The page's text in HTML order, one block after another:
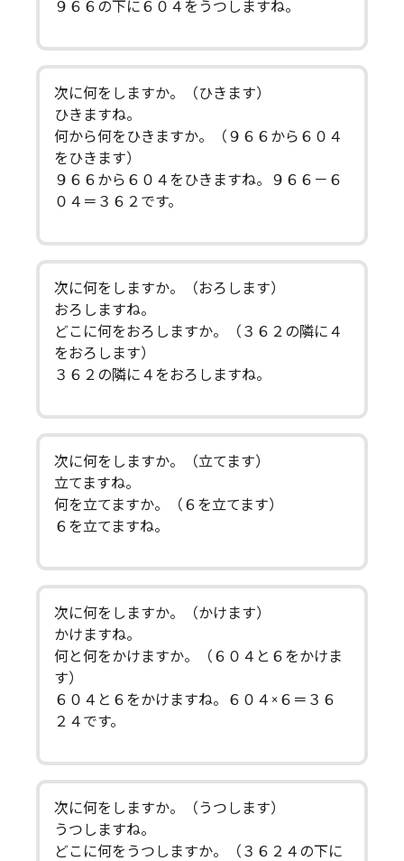
９６６の下に６０４をうつしますね。
次に何をしますか。（ひきます）
ひきますね。
何から何をひきますか。（９６６から６０４
をひきます）
９６６から６０４をひきますね。９６６－６
０４＝３６２です。
次に何をしますか。（おろします）
おろしますね。
どこに何をおろしますか。（３６２の隣に４
をおろします）
３６２の隣に４をおろしますね。
次に何をしますか。（立てます）
立てますね。
何を立てますか。（６を立てます）
６を立てますね。
次に何をしますか。（かけます）
かけますね。
何と何をかけますか。（６０４と６をかけま
す）
６０４と６をかけますね。６０４×６＝３６
２４です。
次に何をしますか。（うつします）
うつしますね。
どこに何をうつしますか。（３６２４の下に